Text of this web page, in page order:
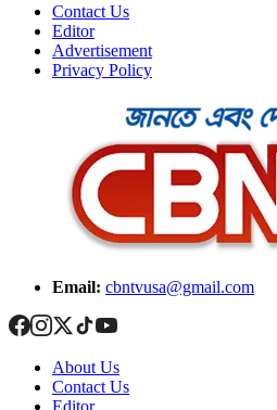
Contact Us
Editor
Advertisement
Privacy Policy
Email: cbntvusa@gmail.com
About Us
Contact Us